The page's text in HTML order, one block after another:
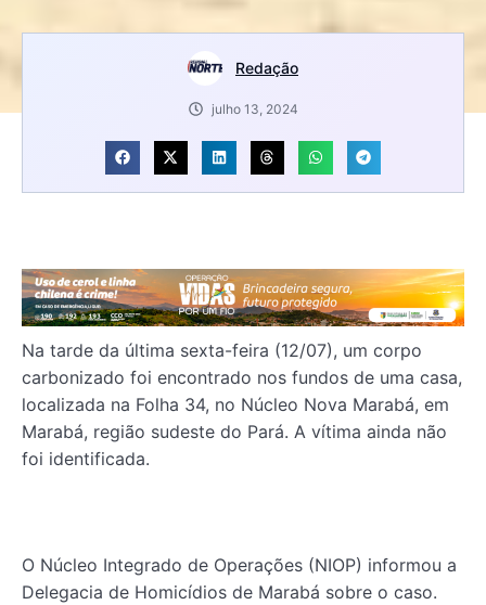
Redação
julho 13, 2024
Na tarde da última sexta-feira (12/07), um corpo
carbonizado foi encontrado nos fundos de uma casa,
localizada na Folha 34, no Núcleo Nova Marabá, em
Marabá, região sudeste do Pará. A vítima ainda não
foi identificada.
O Núcleo Integrado de Operações (NIOP) informou a
Delegacia de Homicídios de Marabá sobre o caso.